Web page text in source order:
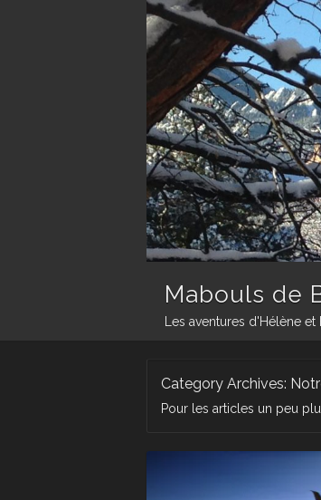
Mabouls de
Les aventures d'Hélène
Category Archives:
Pour les articles un peu